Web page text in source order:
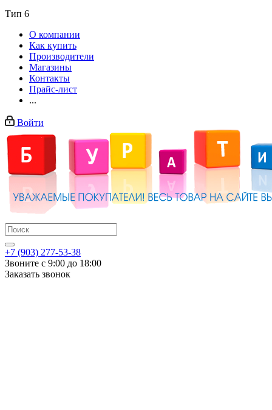
Тип 6
О компании
Как купить
Производители
Магазины
Контакты
Прайс-лист
...
Войти
+7 (903) 277-53-38
Звоните с 9:00 до 18:00
Заказать звонок